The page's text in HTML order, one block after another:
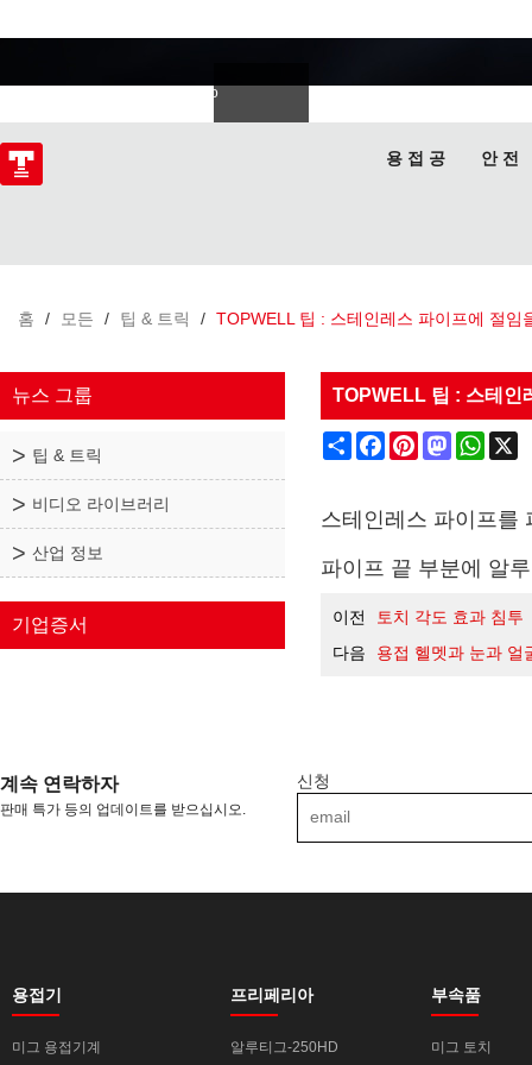
Italiano
용 접 공 안 전
홈 / 모든 / 팁 & 트릭 / TOPWELL 팁 : 스테인레스 파이프에 절임
뉴스 그룹
팁 & 트릭
비디오 라이브러리
산업 정보
기업증서
TOPWELL 팁 : 스테인
ShareFacebookPinterestMastodon
스테인레스 파이프를
파이프 끝 부분에 알
이전
토치 각도 효과 침투
다음
용접 헬멧과 눈과 얼
계속 연락하자
판매 특가 등의 업데이트를 받으십시오.
신청
용접기
미그 용접기계
프리페리아
알루티그-250HD
부속품
미그 토치